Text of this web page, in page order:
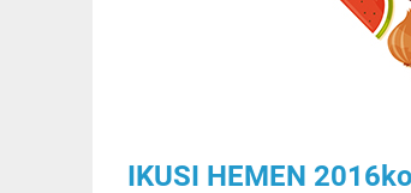
IKUSI HEMEN